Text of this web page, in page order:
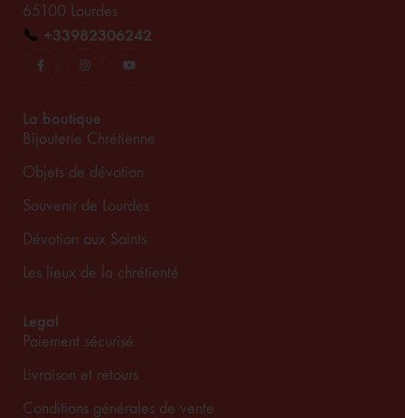
65100 Lourdes
📞 +33982306242
La boutique
Bijouterie Chrétienne
Objets de dévotion
Souvenir de Lourdes
Dévotion aux Saints
Les lieux de la chrétienté
Legal
Paiement sécurisé
Livraison et retours
Conditions générales de vente